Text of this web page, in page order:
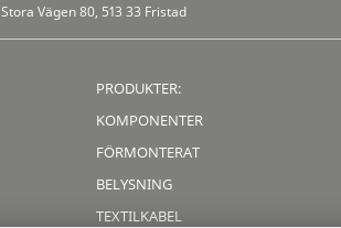
Stora Vägen 80, 513 33 Fristad
PRODUKTER:
KOMPONENTER
FÖRMONTERAT
BELYSNING
TEXTILKABEL